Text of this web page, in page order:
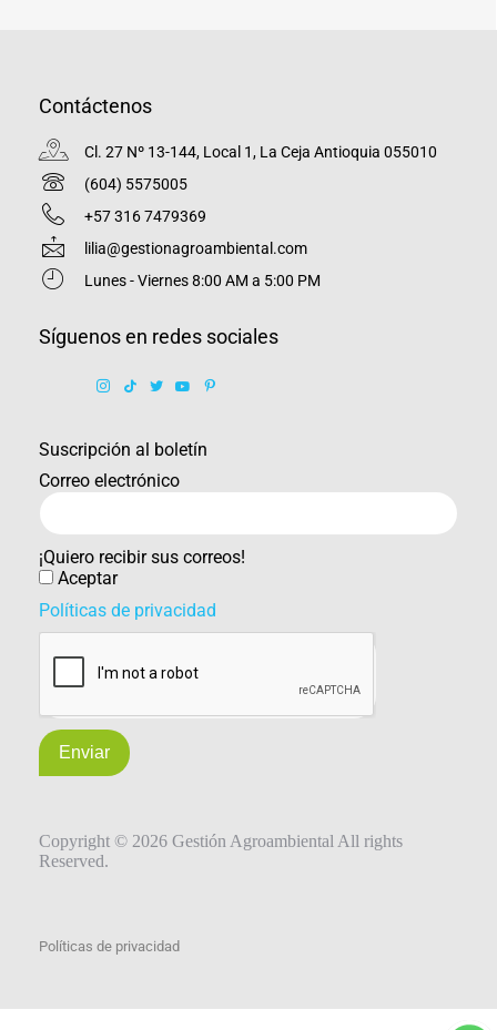
Contáctenos
Cl. 27 Nº 13-144, Local 1, La Ceja Antioquia 055010
(604) 5575005
+57 316 7479369
lilia@gestionagroambiental.com
Lunes - Viernes 8:00 AM a 5:00 PM
Síguenos en redes sociales
Suscripción al boletín
Correo electrónico
¡Quiero recibir sus correos!
Aceptar
Políticas de privacidad
Enviar
Copyright © 2026 Gestión Agroambiental All rights
Reserved.
Políticas de privacidad